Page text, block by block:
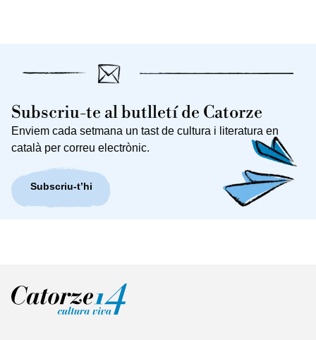
Subscriu-te al butlletí de Catorze
Enviem cada setmana un tast de cultura i literatura en
català per correu electrònic.
Subscriu-t’hi